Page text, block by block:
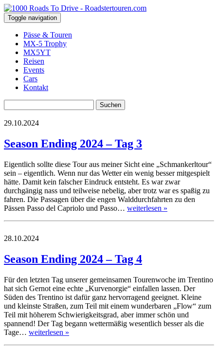
Toggle navigation
Pässe & Touren
MX-5 Trophy
MX5YT
Reisen
Events
Cars
Kontakt
nach:
29.10.2024
Season Ending 2024 – Tag 3
Eigentlich sollte diese Tour aus meiner Sicht eine „Schmankerltour“
sein – eigentlich. Wenn nur das Wetter ein wenig besser mitgespielt
hätte. Damit kein falscher Eindruck entsteht. Es war zwar
durchgängig nass und teilweise nebelig, aber trotz war es spaßig zu
fahren. Die Passagen über die engen Walddurchfahrten zu den
Pässen Passo del Capriolo und Passo… weiterlesen »
28.10.2024
Season Ending 2024 – Tag 4
Für den letzten Tag unserer gemeinsamen Tourenwoche im Trentino
hat sich Gernot eine echte „Kurvenorgie“ einfallen lassen. Der
Süden des Trentino ist dafür ganz hervorragend geeignet. Kleine
und kleinste Straßen, zum Teil mit einem wunderbaren „Flow“ zum
Teil mit höherem Schwierigkeitsgrad, aber immer schön und
spannend! Der Tag begann wettermäßig wesentlich besser als die
Tage… weiterlesen »